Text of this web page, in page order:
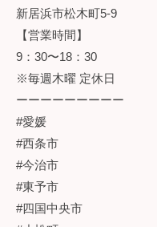
新居浜市松木町5-9
【営業時間】
9：30〜18：30
※毎週木曜 定休日
ーーーーーーーーー
#愛媛
#西条市
#今治市
#東予市
#四国中央市